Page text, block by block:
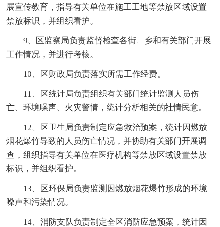
展宣传教育，指导有关单位在施工工地等禁放区域设置
禁放标识，并组织看护。
9、区监察局负责监督检查各街、乡和有关部门开展
工作情况，并进行考核。
10、区财政局负责落实所需工作经费。
11、区统计局负责组织有关部门统计监测人员伤
亡、环境噪声、火灾警情，统计分析相关的社情民意。
12、区卫生局负责制定应急救治预案，统计因燃放
烟花爆竹导致的人员伤亡情况，并协助有关部门开展调
查，组织指导有关单位在医疗机构等禁放区域设置禁放
标识，并组织看护。
13、区环保局负责监测因燃放烟花爆竹形成的环境
噪声和污染情况。
14、消防支队负责制定全区消防应急预案，统计因